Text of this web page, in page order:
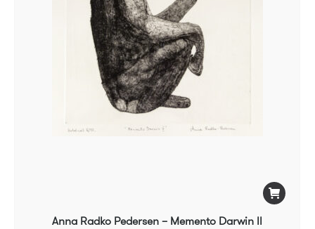
Anna Radko Pedersen – Memento Darwin ll